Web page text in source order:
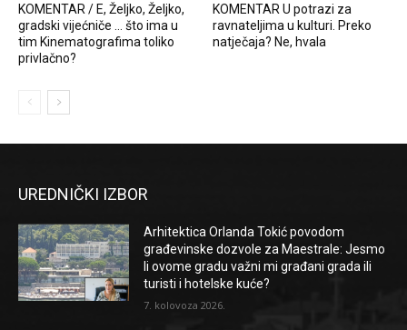
KOMENTAR / E, Željko, Željko,
gradski vijećniče … što ima u
tim Kinematografima toliko
privlačno?
KOMENTAR U potrazi za
ravnateljima u kulturi. Preko
natječaja? Ne, hvala
UREDNIČKI IZBOR
Arhitektica Orlanda Tokić povodom
građevinske dozvole za Maestrale: Jesmo
li ovome gradu važni mi građani grada ili
turisti i hotelske kuće?
7. kolovoza 2026.